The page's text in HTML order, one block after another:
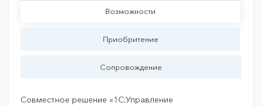
Возможности
Приобритение
Сопровождение
Совместное решение «1С:Управление